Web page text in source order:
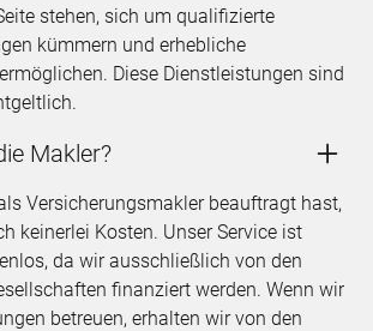
stehen, sich um qualifizierte
kümmern und erhebliche
Diese Dienstleistungen sind
Makler?
Versicherungsmakler beauftragt hast,
keinerlei Kosten. Unser Service ist
da wir ausschließlich von den
finanziert werden. Wenn wir
betreuen, erhalten wir von den